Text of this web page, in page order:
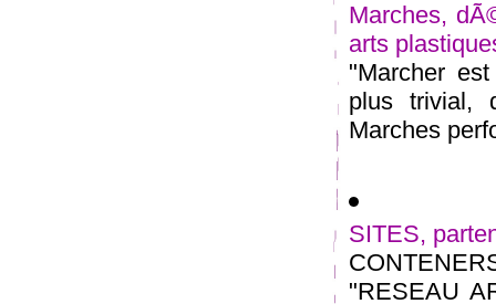
Marches,
arts
"Marcher
plus trivial,
Marches
SITES,
"RESEAU